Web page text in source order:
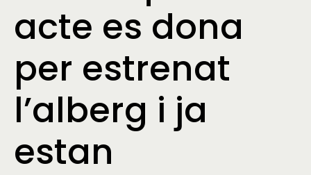
acte es dona
per estrenat
l’alberg i ja
estan